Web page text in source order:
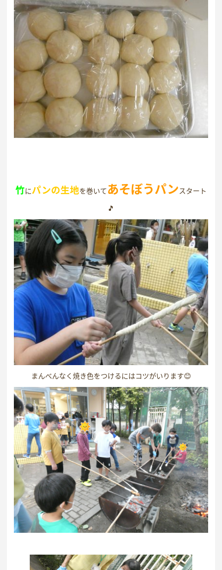
竹にパンの生地を巻いてあそぼうパンスタート
🎵
まんべんなく焼き色をつけるにはコツがいります😊